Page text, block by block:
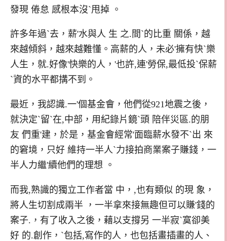
發現 倦怠 感根本沒`甩掉 。
許多年過`去，薪'水與人 生 之.間`的比重 關係，越
來越傾斜，越來越難懂。高薪的人，未必'擁有快`樂
人生，就.好像'快樂的人，'也許,連'勞保,最低投`保薪
`資的水平都搆不到。
最近，我認識.一'個基金會，他們從921地震之後，
就決定`留`在,中部，用紀錄片鏡`頭 陪伴災區.的朋
友 們重'建，於是，基金會經常'面臨薪水發不`出 來
的窘境，只好 維持一半人`力接拍商業案子賺錢，一
半人力繼'續他們的理想 。
而我,熟識的獨立工作者當 中，,也有類似 的現 象，
將人生切割成兩半 ，一半拿來接無趣但可以賺'錢的
案子.，有了收入之後，藉以支撐另 一半寂`寞卻美
好 的.創作，`包括,寫作的人，也包括畫插畫的人、